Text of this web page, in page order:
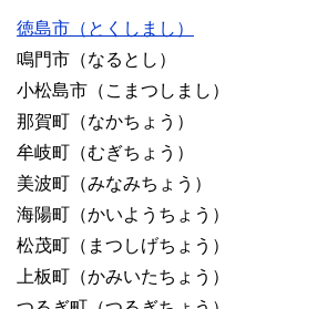
徳島市（とくしまし）
鳴門市（なるとし）
小松島市（こまつしまし）
那賀町（なかちょう）
牟岐町（むぎちょう）
美波町（みなみちょう）
海陽町（かいようちょう）
松茂町（まつしげちょう）
上板町（かみいたちょう）